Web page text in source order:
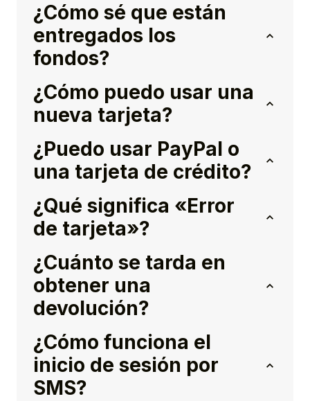
¿Cómo sé que están
entregados los
fondos?
¿Cómo puedo usar una
nueva tarjeta?
¿Puedo usar PayPal o
una tarjeta de crédito?
¿Qué significa «Error
de tarjeta»?
¿Cuánto se tarda en
obtener una
devolución?
¿Cómo funciona el
inicio de sesión por
SMS?